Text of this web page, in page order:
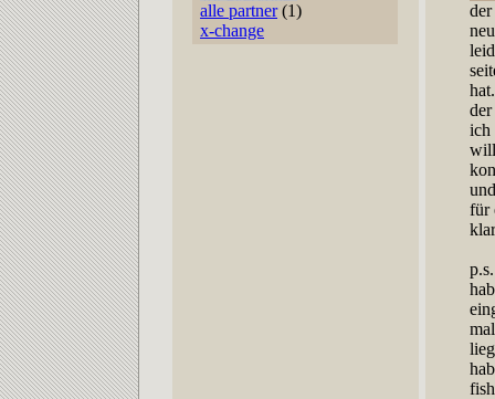
alle partner(1)
x-change
ich
für
fish